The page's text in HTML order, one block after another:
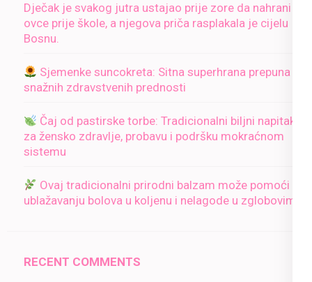
Dječak je svakog jutra ustajao prije zore da nahrani
ovce prije škole, a njegova priča rasplakala je cijelu
Bosnu.
Sjemenke suncokreta: Sitna superhrana prepuna
snažnih zdravstvenih prednosti
Čaj od pastirske torbe: Tradicionalni biljni napitak
za žensko zdravlje, probavu i podršku mokraćnom
sistemu
Ovaj tradicionalni prirodni balzam može pomoći u
ublažavanju bolova u koljenu i nelagode u zglobovima
RECENT COMMENTS